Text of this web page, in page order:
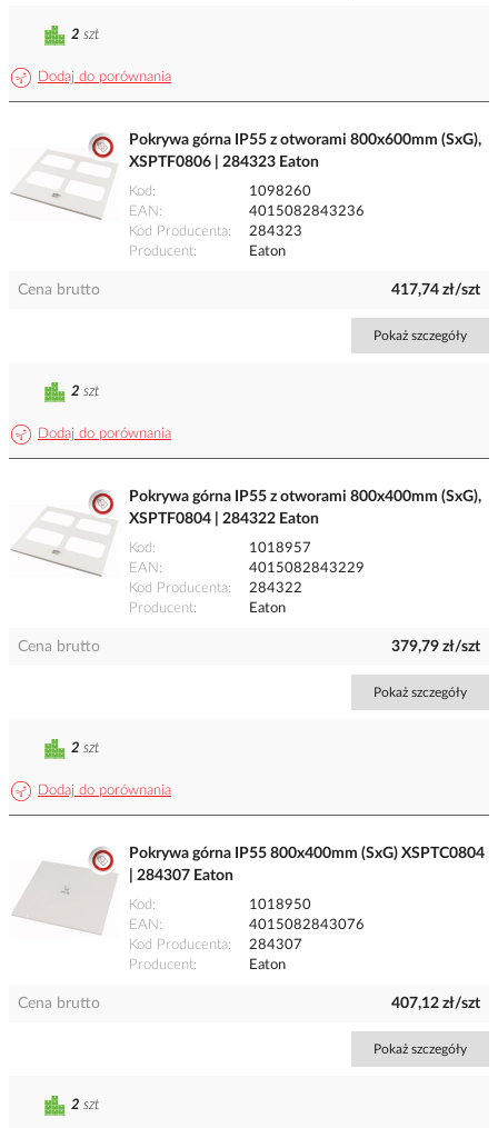
Dodaj do porównania
2 szt
Pokrywa górna IP55 z otworami 800x600mm (SxG),
XSPTF0806 | 284323 Eaton
Kod
1098260
EAN
4015082843236
Kod Producenta
284323
Producent
Eaton
Cena brutto 417,74 zł/szt
Pokaż szczegóły
Dodaj do porównania
2 szt
Pokrywa górna IP55 z otworami 800x400mm (SxG),
XSPTF0804 | 284322 Eaton
Kod
1018957
EAN
4015082843229
Kod Producenta
284322
Producent
Eaton
Cena brutto 379,79 zł/szt
Pokaż szczegóły
Dodaj do porównania
2 szt
Pokrywa górna IP55 800x400mm (SxG) XSPTC0804
| 284307 Eaton
Kod
1018950
EAN
4015082843076
Kod Producenta
284307
Producent
Eaton
Cena brutto 407,12 zł/szt
Pokaż szczegóły
2 szt